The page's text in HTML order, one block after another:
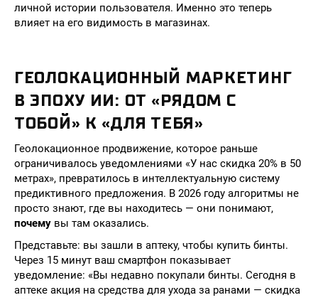
личной истории пользователя. Именно это теперь
влияет на его видимость в магазинах.
ГЕОЛОКАЦИОННЫЙ МАРКЕТИНГ
В ЭПОХУ ИИ: ОТ «РЯДОМ С
ТОБОЙ» К «ДЛЯ ТЕБЯ»
Геолокационное продвижение, которое раньше
ограничивалось уведомлениями «У нас скидка 20% в 50
метрах», превратилось в интеллектуальную систему
предиктивного предложения. В 2026 году алгоритмы не
просто знают, где вы находитесь — они понимают,
почему вы там оказались.
Представьте: вы зашли в аптеку, чтобы купить бинты.
Через 15 минут ваш смартфон показывает
уведомление: «Вы недавно покупали бинты. Сегодня в
аптеке акция на средства для ухода за ранами — скидка